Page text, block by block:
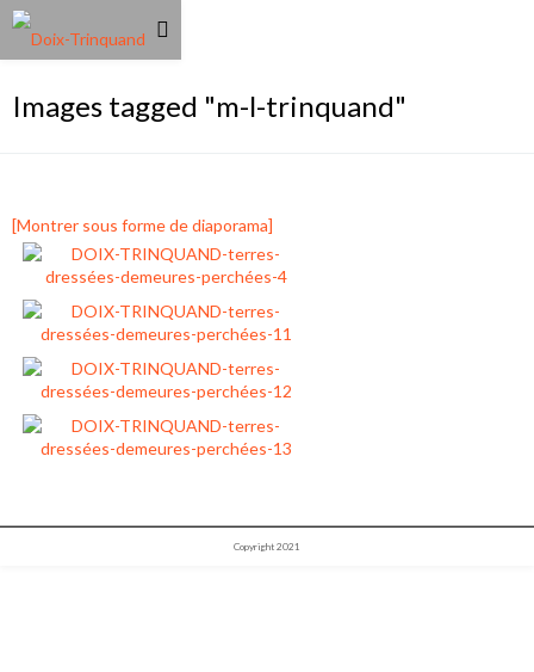
Images tagged "m-l-trinquand"
[Montrer sous forme de diaporama]
Copyright 2021